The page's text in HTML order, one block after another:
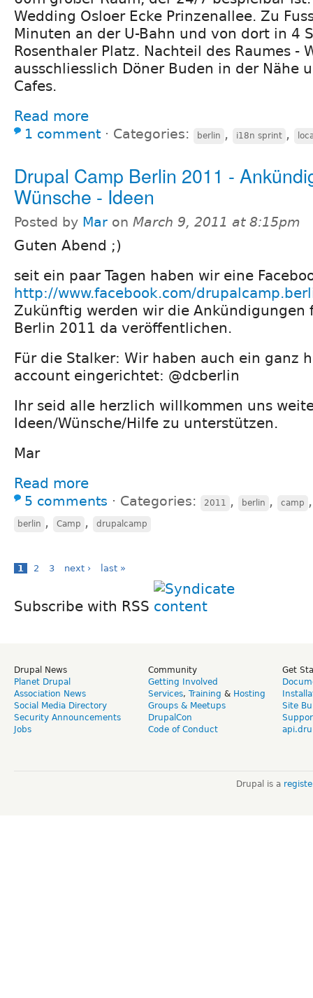
Wedding Osloer Ecke Prinzenallee. Zu
Minuten an der U-Bahn und von dort in 4
Rosenthaler Platz. Nachteil des Raumes -
ausschliesslich Döner Buden in der Nähe
Cafes.
Read more
1 comment ⋅ Categories: berlin , i18n sprint ,
Drupal Camp Berlin 2011 -
Wünsche - Ideen
Posted by Mar on March 9, 2011 at 8:15pm
Guten Abend ;)
seit ein paar Tagen haben wir eine
http://www.facebook.com/
Zukünftig werden wir die Ankündigungen
Berlin 2011 da veröffentlichen.
Für die Stalker: Wir haben auch ein ganz
account eingerichtet: @dcberlin
Ihr seid alle herzlich willkommen uns
Ideen/Wünsche/Hilfe zu unterstützen.
Mar
Read more
5 comments ⋅ Categories: 2011 , berlin , camp
berlin , Camp , drupalcamp
1 2 3 next › last »
Subscribe with RSS
Drupal News
Planet Drupal
Association News
Social Media Directory
Security Announcements
Jobs
Community
Getting Involved
Services, Training & Hosting
Groups & Meetups
DrupalCon
Code of Conduct
Get
Site
Drupal is a